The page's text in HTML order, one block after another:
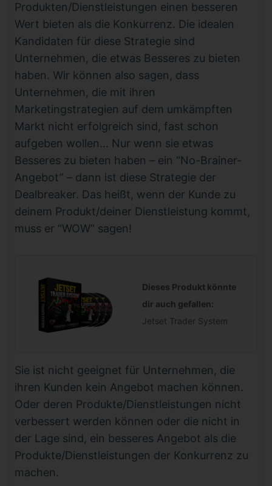
Produkten/Dienstleistungen einen besseren
Wert bieten als die Konkurrenz. Die idealen
Kandidaten für diese Strategie sind
Unternehmen, die etwas Besseres zu bieten
haben. Wir können also sagen, dass
Unternehmen, die mit ihren
Marketingstrategien auf dem umkämpften
Markt nicht erfolgreich sind, fast schon
aufgeben wollen… Nur wenn sie etwas
Besseres zu bieten haben – ein “No-Brainer-
Angebot” – dann ist diese Strategie der
Dealbreaker. Das heißt, wenn der Kunde zu
deinem Produkt/deiner Dienstleistung kommt,
muss er “WOW” sagen!
Dieses Produkt könnte
dir auch gefallen:
Jetset Trader System
Sie ist nicht geeignet für Unternehmen, die
ihren Kunden kein Angebot machen können.
Oder deren Produkte/Dienstleistungen nicht
verbessert werden können oder die nicht in
der Lage sind, ein besseres Angebot als die
Produkte/Dienstleistungen der Konkurrenz zu
machen.